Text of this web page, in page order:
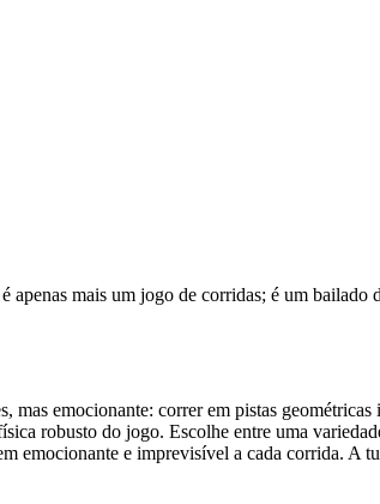
mais um jogo de corridas; é um bailado
emocionante: correr em pistas
robusto do jogo. Escolhe entre uma
emocionante e imprevisível a cada corrida. A